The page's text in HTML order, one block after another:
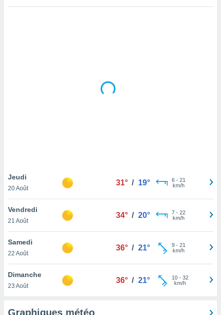
notre
que
et que
Jeudi
20 Août
31° / 19° 6- 21
km/h
Vendredi
21 Août
34° / 20° 7- 22
km/h
Samedi
22 Août
36° / 21° 9- 21
km/h
Dimanche
23 Août
36° / 21° 10- 32
km/h
Graphiques météo